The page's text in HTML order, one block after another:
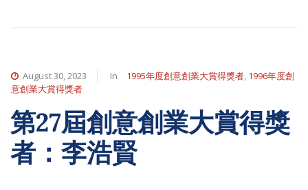
August 30, 2023 In 1995年度創意創業大賞得獎者, 1996年度創
意創業大賞得獎者
第27屆創意創業大賞得獎
者：李浩賢